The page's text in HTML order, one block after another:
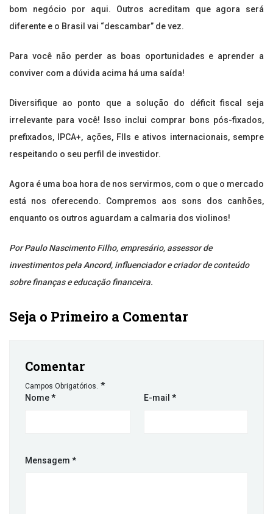
bom negócio por aqui. Outros acreditam que agora será
diferente e o Brasil vai “descambar” de vez.
Para você não perder as boas oportunidades e aprender a
conviver com a dúvida acima há uma saída!
Diversifique ao ponto que a solução do déficit fiscal seja
irrelevante para você! Isso inclui comprar bons pós-fixados,
prefixados, IPCA+, ações, FIIs e ativos internacionais, sempre
respeitando o seu perfil de investidor.
Agora é uma boa hora de nos servirmos, com o que o mercado
está nos oferecendo. Compremos aos sons dos canhões,
enquanto os outros aguardam a calmaria dos violinos!
Por Paulo Nascimento Filho, empresário, assessor de
investimentos pela Ancord, influenciador e criador de conteúdo
sobre finanças e educação financeira.
Seja o Primeiro a Comentar
Comentar
Campos Obrigatórios. *
Nome* E-mail *
Mensagem *